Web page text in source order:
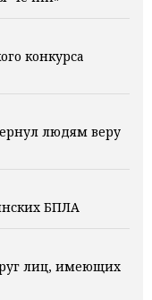
конкурса
людям веру
БПЛА
лиц, имеющих